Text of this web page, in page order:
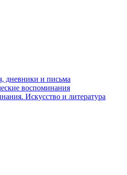
дневники и письма
воспоминания
Искусство и литература